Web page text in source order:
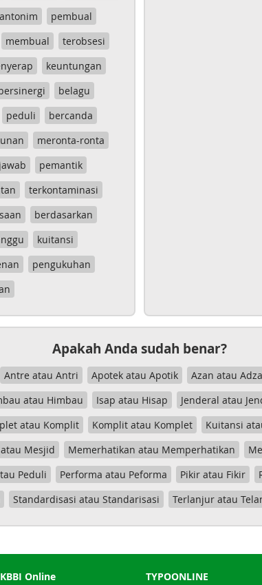
antonim
pembual
membual
terobsesi
keuntungan
belagu
peduli
bercanda
meronta-ronta
pemantik
terkontaminasi
berdasarkan
kuitansi
pengukuhan
Apakah Anda sudah benar?
Antre atau Antri Apotek atau Apotik Azan atau
atau Himbau Isap atau Hisap Jenderal atau
atau Komplit Komplit atau Komplet Kuitansi
Mesjid Memerhatikan atau Memperhatikan
Peduli Performa atau Peforma Pikir atau Fikir
Standardisasi atau Standarisasi Terlanjur atau
KBBI Online TYPOONLINE